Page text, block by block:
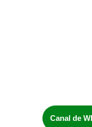
Canal de